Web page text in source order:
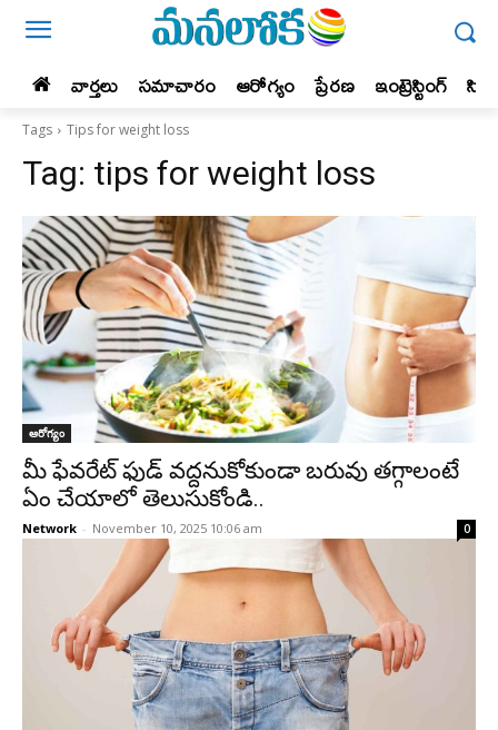
వార్తలు సమాచారం ఆరోగ్యం ప్రేర‌ణ‌ ఇంట్రెస్టింగ్‌
Tags Tips for weight loss
Tag: tips for weight loss
ఆరోగ్యం
మీ ఫేవరేట్ ఫుడ్ వద్దనుకోకుండా బరువు తగ్గాలంటే
ఏం చేయాలో తెలుసుకోండి..
Network - November 10, 2025 10:06 am 0